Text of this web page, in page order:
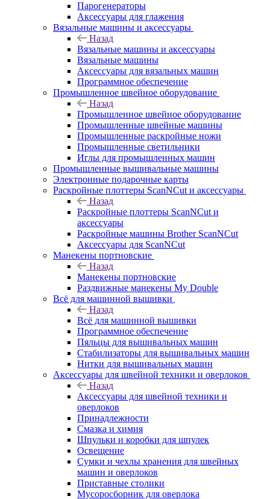
Парогенераторы
Аксессуары для глажения
Вязальные машины и аксессуары
Назад
Вязальные машины и аксессуары
Вязальные машины
Аксессуары для вязальных машин
Программное обеспечение
Промышленное швейное оборудование
Назад
Промышленное швейное оборудование
Промышленные швейные машины
Промышленные раскройные ножи
Промышленные светильники
Иглы для промышленных машин
Промышленные вышивальные машины
Электронные подарочные карты
Раскройные плоттеры ScanNCut и аксессуары
Назад
Раскройные плоттеры ScanNCut и
аксессуары
Раскройные машины Brother ScanNCut
Аксессуары для ScanNCut
Манекены портновские
Назад
Манекены портновские
Раздвижные манекены My Double
Всё для машинной вышивки
Назад
Всё для машинной вышивки
Программное обеспечение
Пяльцы для вышивальных машин
Стабилизаторы для вышивальных машин
Нитки для вышивальных машин
Аксессуары для швейной техники и оверлоков
Назад
Аксессуары для швейной техники и
оверлоков
Принадлежности
Смазка и химия
Шпульки и коробки для шпулек
Освещение
Сумки и чехлы хранения для швейных
машин и оверлоков
Приставные столики
Мусоросборник для оверлока